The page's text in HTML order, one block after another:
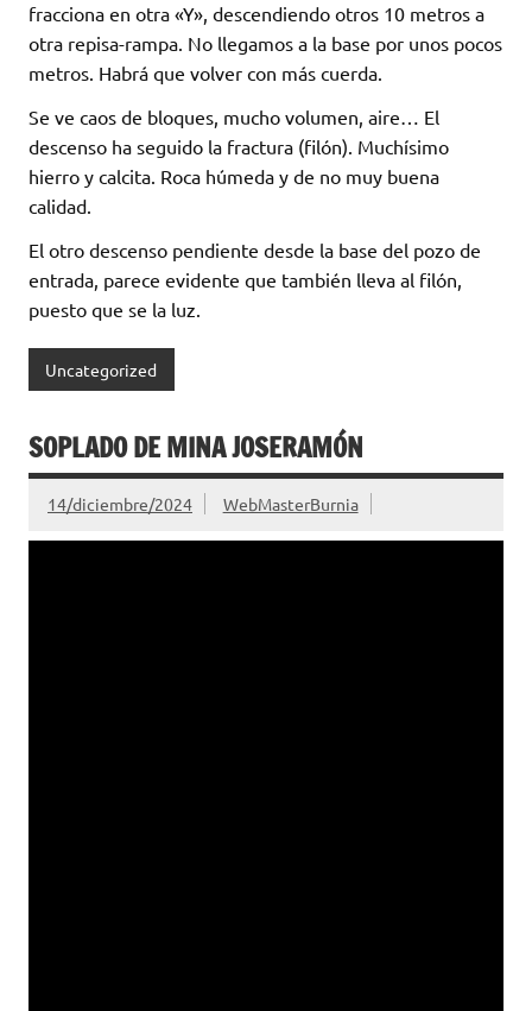
fracciona en otra «Y», descendiendo otros 10 metros a
otra repisa-rampa. No llegamos a la base por unos pocos
metros. Habrá que volver con más cuerda.
Se ve caos de bloques, mucho volumen, aire… El
descenso ha seguido la fractura (filón). Muchísimo
hierro y calcita. Roca húmeda y de no muy buena
calidad.
El otro descenso pendiente desde la base del pozo de
entrada, parece evidente que también lleva al filón,
puesto que se la luz.
Uncategorized
SOPLADO DE MINA JOSERAMÓN
14/diciembre/2024 WebMasterBurnia